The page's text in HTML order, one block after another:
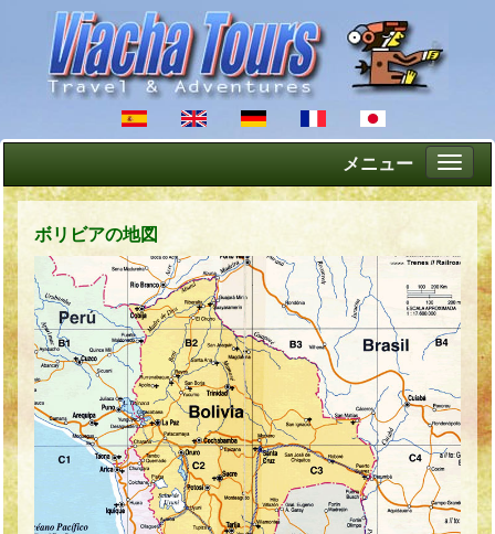
メニュー
ボリビアの地図